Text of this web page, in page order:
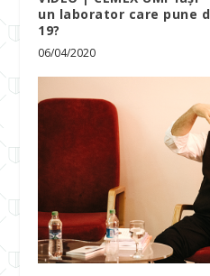
un laborator care pune
19?
06/04/2020